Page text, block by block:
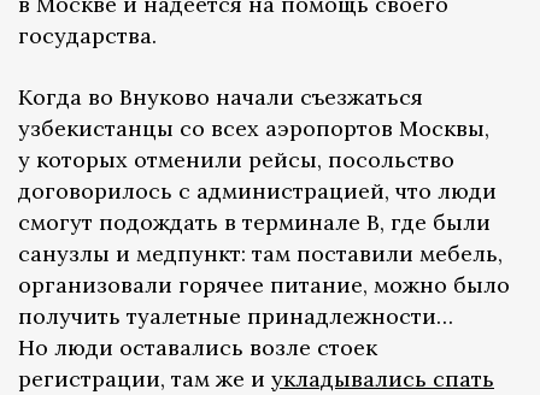
государства.
Когда во Внуково начали съезжаться
узбекистанцы со всех аэропортов Москвы,
у которых отменили рейсы, посольство
договорилось с администрацией, что люди
смогут подождать в терминале В, где были
санузлы и медпункт: там поставили мебель,
организовали горячее питание, можно было
получить туалетные принадлежности…
Но люди оставались возле стоек
регистрации, там же и укладывались спать